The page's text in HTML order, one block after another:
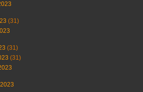
(31)
(31)
(31)